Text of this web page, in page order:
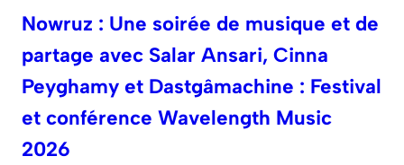
Nowruz : Une soirée de musique et de
partage avec Salar Ansari, Cinna
Peyghamy et Dastgâmachine : Festival
et conférence Wavelength Music
2026